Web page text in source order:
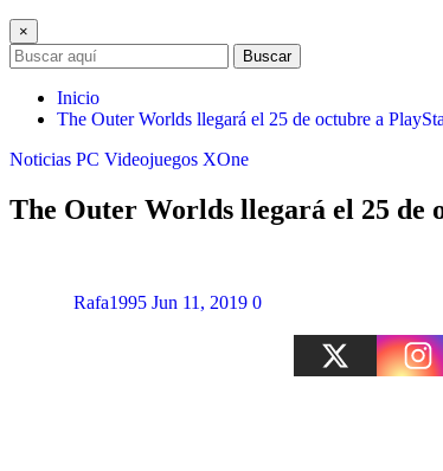
×
Buscar
Inicio
The Outer Worlds llegará el 25 de octubre a
Noticias PC Videojuegos XOne
The Outer Worlds llegará el 25 de
Rafa1995 Jun 11, 2019 0